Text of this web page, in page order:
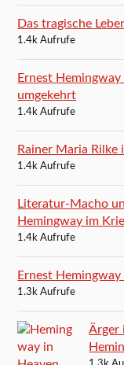
Das tragische
1.4k Aufrufe
Ernest
umgekehrt
1.4k Aufrufe
Rainer Maria Rilke
1.4k Aufrufe
Literatur-Macho
Hemingway im
1.4k Aufrufe
Ernest Hemingway
1.3k Aufrufe
Ärger